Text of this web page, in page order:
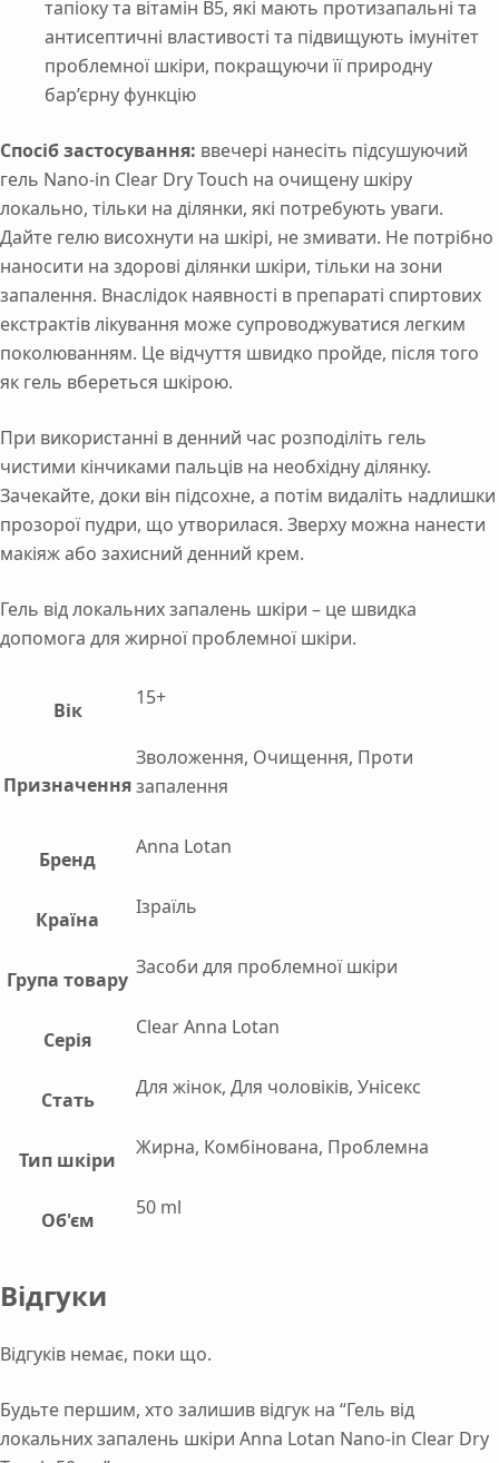
тапіоку та вітамін В5, які мають протизапальні та
антисептичні властивості та підвищують імунітет
проблемної шкіри, покращуючи її природну
бар’єрну функцію
Спосіб застосування: ввечері нанесіть підсушуючий
гель Nano-in Clear Dry Touch на очищену шкіру
локально, тільки на ділянки, які потребують уваги.
Дайте гелю висохнути на шкірі, не змивати. Не потрібно
наносити на здорові ділянки шкіри, тільки на зони
запалення. Внаслідок наявності в препараті спиртових
екстрактів лікування може супроводжуватися легким
поколюванням. Це відчуття швидко пройде, після того
як гель вбереться шкірою.
При використанні в денний час розподіліть гель
чистими кінчиками пальців на необхідну ділянку.
Зачекайте, доки він підсохне, а потім видаліть надлишки
прозорої пудри, що утворилася. Зверху можна нанести
макіяж або захисний денний крем.
Гель від локальних запалень шкіри – це швидка
допомога для жирної проблемної шкіри.
Вік
15+
Призначення
Зволоження, Очищення, Проти
запалення
Бренд
Anna Lotan
Країна
Ізраїль
Група товару
Засоби для проблемної шкіри
Серія
Clear Anna Lotan
Стать
Для жінок, Для чоловіків, Унісекс
Тип шкіри
Жирна, Комбінована, Проблемна
Об'єм
50 ml
Відгуки
Відгуків немає, поки що.
Будьте першим, хто залишив відгук на “Гель від
локальних запалень шкіри Anna Lotan Nano-in Clear Dry